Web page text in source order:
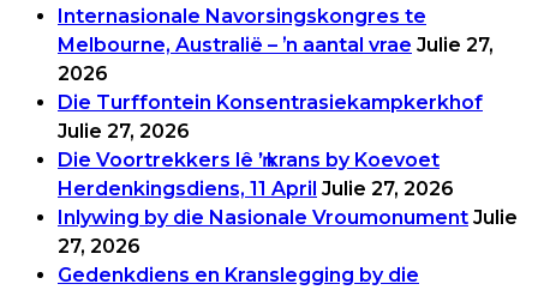
Internasionale Navorsingskongres te
Melbourne, Australië – ʼn aantal vrae Julie 27,
2026
Die Turffontein Konsentrasiekampkerkhof
Julie 27, 2026
Die Voortrekkers lê ŉ krans by Koevoet
Herdenkingsdiens, 11 April Julie 27, 2026
Inlywing by die Nasionale Vroumonument Julie
27, 2026
Gedenkdiens en Kranslegging by die